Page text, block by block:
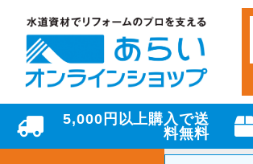
5,000円以上購入で送
料無料